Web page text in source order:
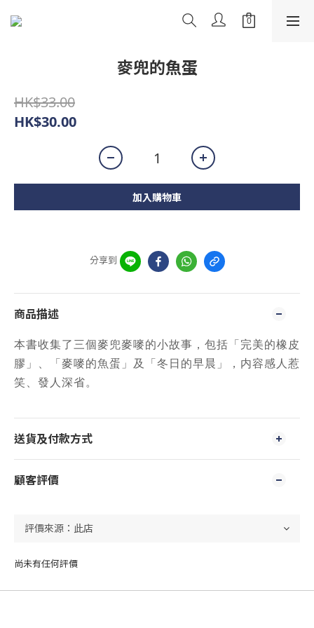
麥兜的魚蛋
HK$33.00
HK$30.00
加入購物車
分享到
商品描述
本書收集了三個麥兜麥嘜的小故事，包括「完美的橡皮
膠」、「麥嘜的魚蛋」及「冬日的早晨」，内容感人惹
笑、發人深省。
送貨及付款方式
顧客評價
尚未有任何評價